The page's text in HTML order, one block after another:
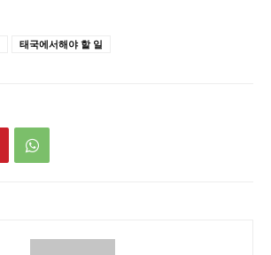
태국에서해야 할 일